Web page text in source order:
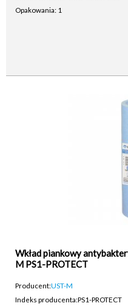
Opakowania: 1
Wkład piankowy
M PS1-PROTECT
Producent:UST-M
Indeks producenta:PS1-PROTECT